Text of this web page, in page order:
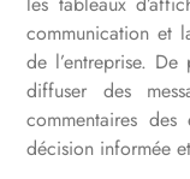
communication et
de l’entreprise.
diffuser des
commentaires
décision informée